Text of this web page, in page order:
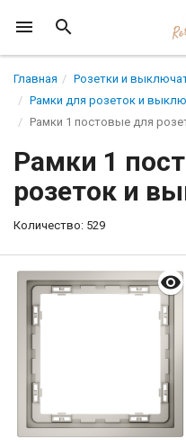
Главная
Розетки и
Рамки для розеток и
Рамки 1 постовые для
Рамки 1
розеток и
Количество: 529